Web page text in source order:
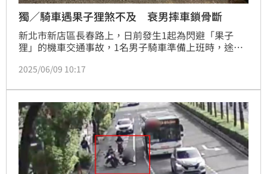
獨／騎車遇果子狸煞不及 衰男摔車鎖骨斷
新北市新店區長春路上，日前發生1起為閃避「果子
狸」的機車交通事故，1名男子騎車準備上班時，途中
隻果子狸，當場連摔車噴飛犁田，男子事後自行前往醫
楚，無生命危險。
2025/06/09 10:17